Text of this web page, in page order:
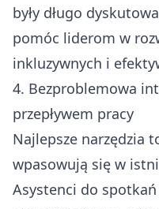
były długo
pomóc liderom w
inkluzywnych i
4. Bezproblemowa
przepływem pracy
Najlepsze narzędzia
wpasowują się w
Asystenci do